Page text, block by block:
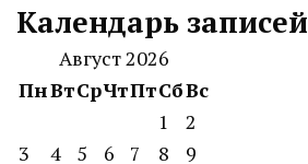
Календарь записей
Август 2026
ПнВтСрЧтПтСбВс
1
2
3
4 5 6 7 8
9